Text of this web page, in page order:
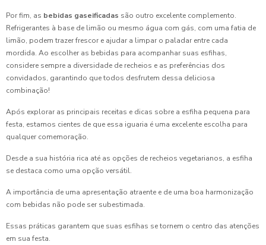
Por fim, as bebidas gaseificadas são outro excelente complemento.
Refrigerantes à base de limão ou mesmo água com gás, com uma fatia de
limão, podem trazer frescor e ajudar a limpar o paladar entre cada
mordida. Ao escolher as bebidas para acompanhar suas esfihas,
considere sempre a diversidade de recheios e as preferências dos
convidados, garantindo que todos desfrutem dessa deliciosa
combinação!
Após explorar as principais receitas e dicas sobre a esfiha pequena para
festa, estamos cientes de que essa iguaria é uma excelente escolha para
qualquer comemoração.
Desde a sua história rica até as opções de recheios vegetarianos, a esfiha
se destaca como uma opção versátil.
A importância de uma apresentação atraente e de uma boa harmonização
com bebidas não pode ser subestimada.
Essas práticas garantem que suas esfihas se tornem o centro das atenções
em sua festa.